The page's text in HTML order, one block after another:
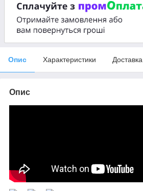
Опис Характеристики Доставка
Опис